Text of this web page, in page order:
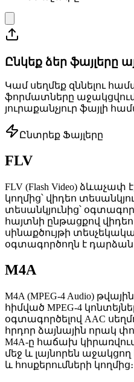
Ընկեք ձեր ֆայլերը
Կամ սեղմեք զննելու
ֆորմատները
յուրաքանչյուր ֆայլի
Ընտրեք Ֆայլերը
FLV
FLV (Flash Video) ձևաչափ
կողմից՝ վիդեո
տեսանկյունից՝
հայտնի ընթացքով
սինաքծույթի
օգտագործողն է
M4A
M4A (MPEG-4 Audio)
հիմված MPEG-4
օգտագործելով AAC
հրդոր ձայնային որակ
M4A-ը հաճախ
մեջ և լայնորեն
և հոսքերումների կողմից։